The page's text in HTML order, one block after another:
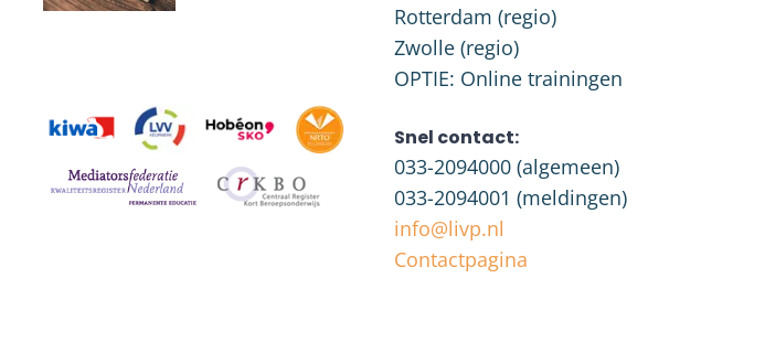
Rotterdam (regio)
Zwolle (regio)
OPTIE: Online trainingen
Snel contact:
033-2094000 (algemeen)
033-2094001 (meldingen)
info@livp.nl
Contactpagina